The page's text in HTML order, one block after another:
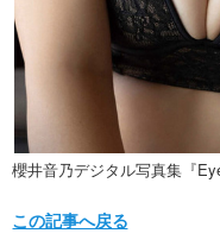
櫻井音乃デジタル写真集『
この記事へ戻る